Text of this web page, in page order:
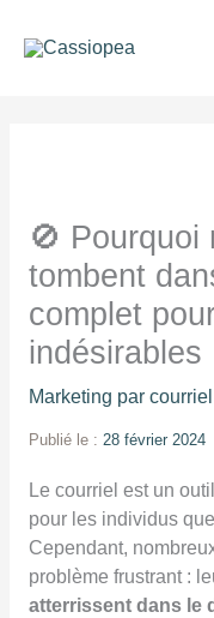
🚫 Pourquoi
tombent
complet
indésirables
Marketing par courriel
Publié le : 28 février 2024
Le courriel est un
pour les individus
Cependant,
problème frustrant :
atterrissent dans le